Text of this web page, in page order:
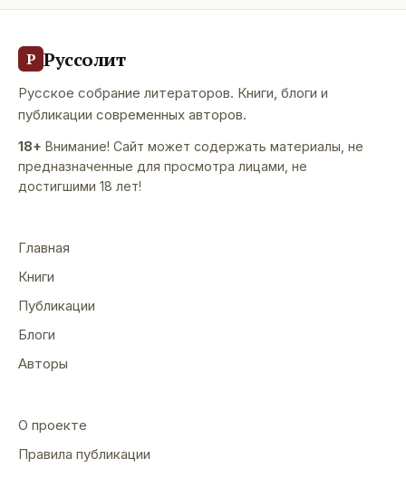
Р Руссолит
Русское собрание литераторов. Книги, блоги и
публикации современных авторов.
18+ Внимание! Сайт может содержать материалы, не
предназначенные для просмотра лицами, не
достигшими 18 лет!
Главная
Книги
Публикации
Блоги
Авторы
О проекте
Правила публикации